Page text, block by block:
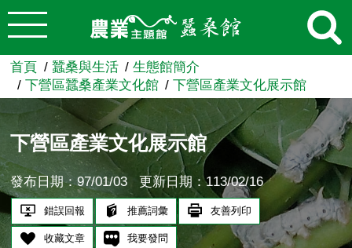
跳到主要內容
農業知識入口網
首頁 蠶桑與生活
生態館簡介
下營區蠶桑產業文化館
下營區產業文化展示館
下營區產業文化展示館
發布日期：97/01/03 更新日期：113/02/16
錯誤回報 推薦詞彙 友善列印
收藏文章 我要發問